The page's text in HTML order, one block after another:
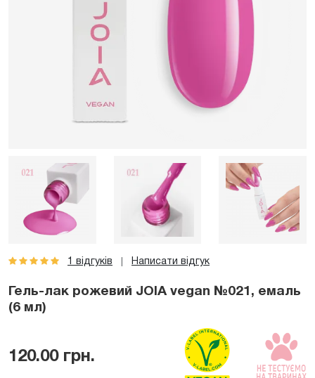
1 відгуків Написати відгук
Гель-лак рожевий JOIA vegan №021, емаль
(6 мл)
120.00 грн.